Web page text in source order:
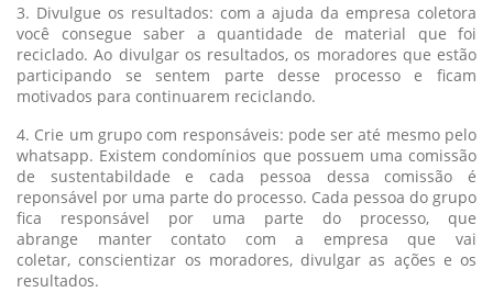
3. Divulgue os resultados: com a ajuda da empresa coletora
você consegue saber a quantidade de material que foi
reciclado. Ao divulgar os resultados, os moradores que estão
participando se sentem parte desse processo e ficam
motivados para continuarem reciclando.
4. Crie um grupo com responsáveis: pode ser até mesmo pelo
whatsapp. Existem condomínios que possuem uma comissão
de sustentabildade e cada pessoa dessa comissão é
reponsável por uma parte do processo. Cada pessoa do grupo
fica responsável por uma parte do processo, que
abrange manter contato com a empresa que vai
coletar, conscientizar os moradores, divulgar as ações e os
resultados.